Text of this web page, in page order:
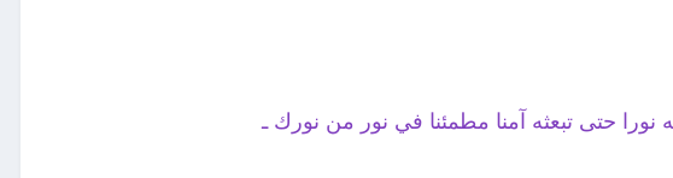
نورا حتى تبعثه آمنا مطمئنا في نور من نورك ـ